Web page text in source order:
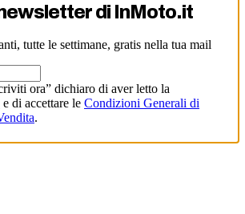
di InMoto.it
tutte le settimane, gratis nella tua mail
ora” dichiaro di aver letto la
e di accettare le Condizioni Generali di
.